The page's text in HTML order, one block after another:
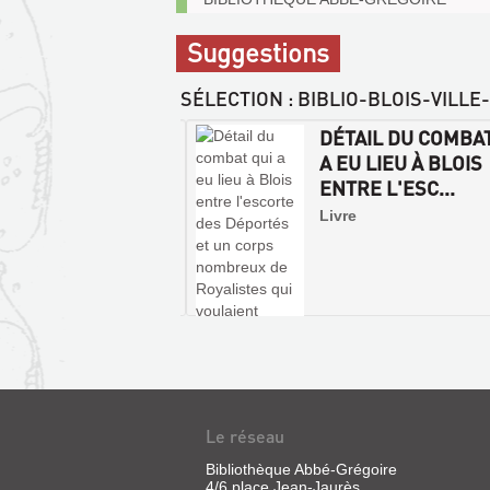
communicables
sur
place
Suggestions
SÉLECTION : BIBLIO-BLOIS-
DÉTAIL DU
A EU LIEU À BLOIS
ENTRE L'ESC...
Livre
Le réseau
Bibliothèque Abbé-Grégoire